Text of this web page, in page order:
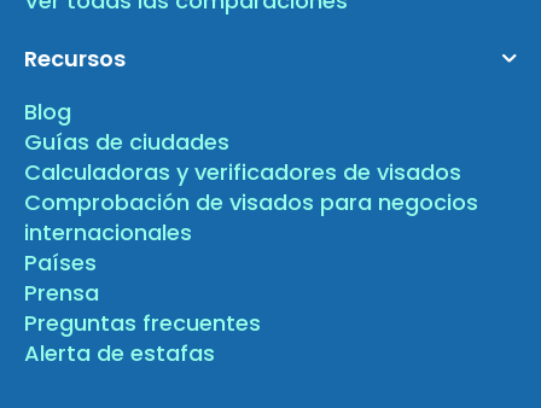
Recursos
Blog
Guías de ciudades
Calculadoras y verificadores de visados
Comprobación de visados para negocios
internacionales
Países
Prensa
Preguntas frecuentes
Alerta de estafas